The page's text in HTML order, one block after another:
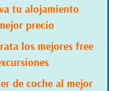
tu alojamiento
precio
los mejores free
de coche al mejor